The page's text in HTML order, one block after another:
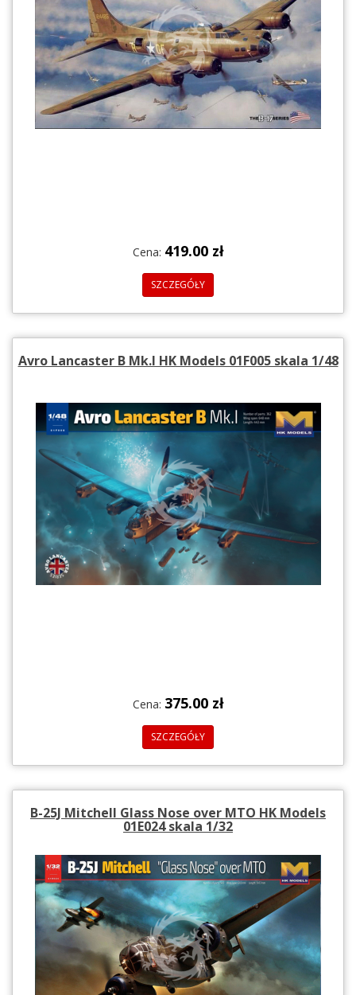
Cena: 419.00 zł
SZCZEGÓŁY
Avro Lancaster B Mk.I HK Models 01F005 skala 1/48
Cena: 375.00 zł
SZCZEGÓŁY
B-25J Mitchell Glass Nose over MTO HK Models
01E024 skala 1/32